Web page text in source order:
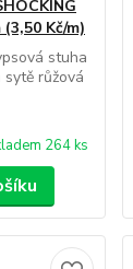
Kč/m)
stuha
růžová
264 ks